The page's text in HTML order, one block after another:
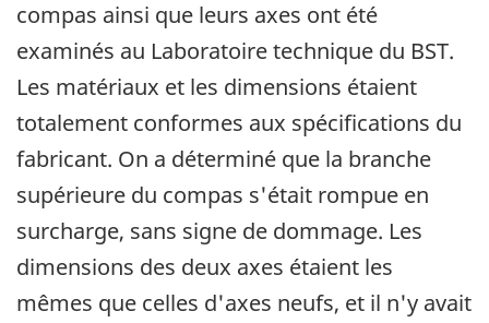
compas ainsi que leurs axes ont été
examinés au Laboratoire technique du BST.
Les matériaux et les dimensions étaient
totalement conformes aux spécifications du
fabricant. On a déterminé que la branche
supérieure du compas s'était rompue en
surcharge, sans signe de dommage. Les
dimensions des deux axes étaient les
mêmes que celles d'axes neufs, et il n'y avait